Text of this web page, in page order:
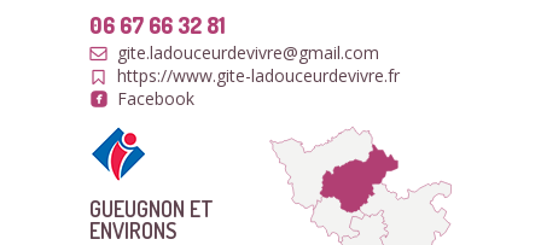
06 67 66 32 81
gite.ladouceurdevivre@gmail.com
https://www.gite-ladouceurdevivre.fr
Facebook
GUEUGNON ET
ENVIRONS